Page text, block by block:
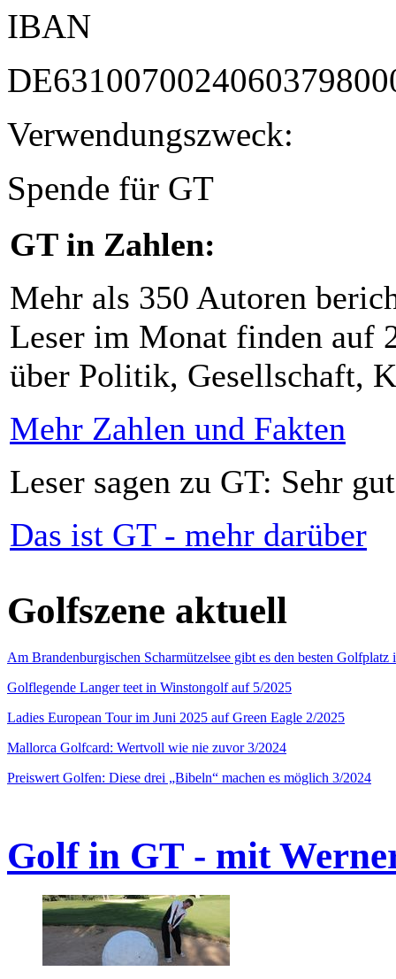
IBAN
Verwendungszweck:
Spende für GT
GT in Zahlen:
Mehr als 350 Autoren
Leser im Monat finden auf
über Politik, Gesellschaft,
Mehr Zahlen und Fakten
Leser sagen zu GT: Sehr
Das ist GT - mehr darüber
Golfszene aktuell
Am Brandenburgischen Scharmützelsee gibt es den besten
Golflegende Langer teet in Winstongolf auf 5/2025
Ladies European Tour im Juni 2025 auf Green Eagle 2/2025
Mallorca Golfcard: Wertvoll wie nie zuvor 3/2024
Preiswert Golfen: Diese drei „Bibeln“ machen es möglich 3/2024
Golf in GT - mit